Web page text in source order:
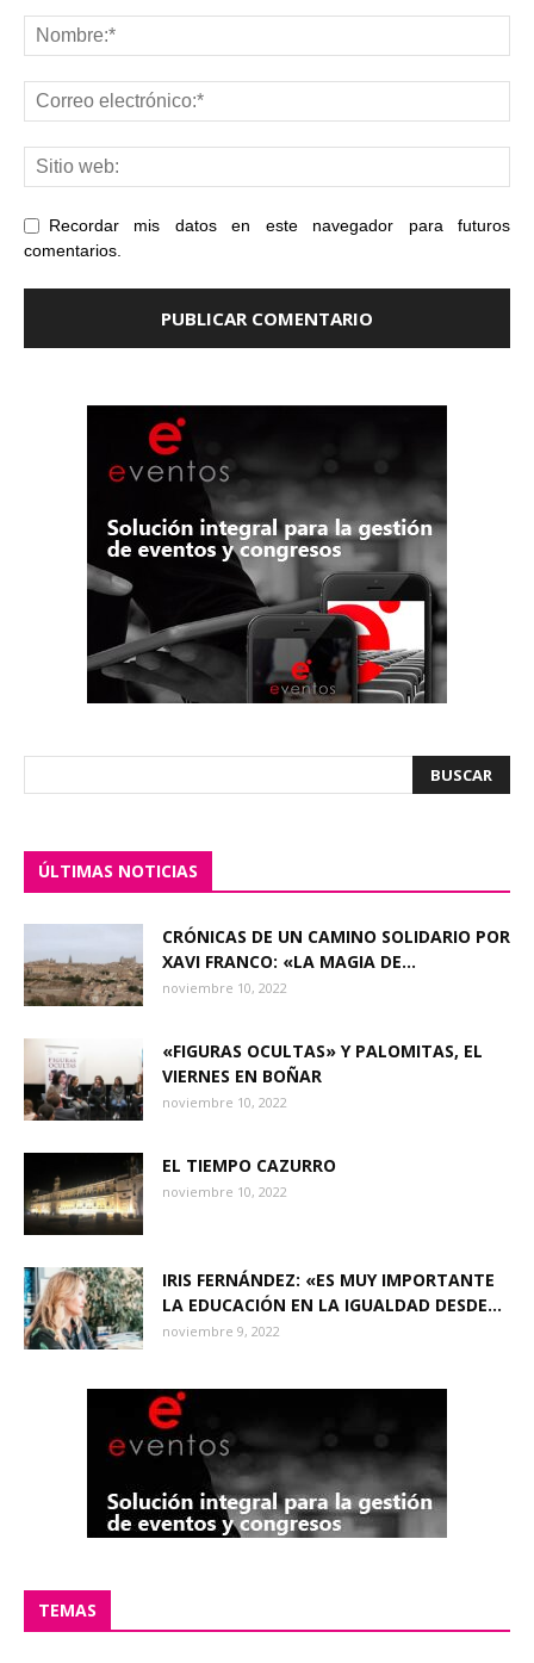
Recordar mis datos en este navegador para futuros
comentarios.
ÚLTIMAS NOTICIAS
CRÓNICAS DE UN CAMINO SOLIDARIO POR
XAVI FRANCO: «LA MAGIA DE...
noviembre 10, 2022
«FIGURAS OCULTAS» Y PALOMITAS, EL
VIERNES EN BOÑAR
noviembre 10, 2022
EL TIEMPO CAZURRO
noviembre 10, 2022
IRIS FERNÁNDEZ: «ES MUY IMPORTANTE
LA EDUCACIÓN EN LA IGUALDAD DESDE...
noviembre 9, 2022
TEMAS